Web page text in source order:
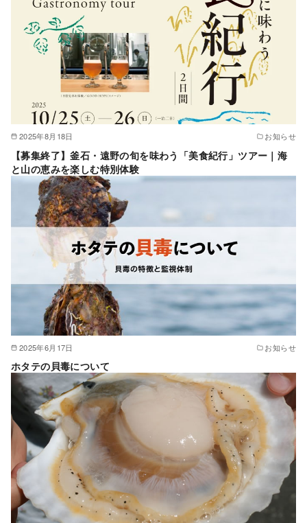
2025年8月18日 お知らせ
【募集終了】釜石・遠野の旬を味わう「美食紀行」ツアー｜海
と山の恵みを楽しむ特別体験
2025年6月17日 お知らせ
ホタテの貝毒について